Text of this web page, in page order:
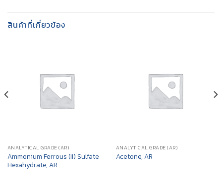
สินค้าที่เกี่ยวข้อง
ANALYTICAL GRADE (AR)
Ammonium Ferrous (II) Sulfate
Hexahydrate, AR
ANALYTICAL GRADE (AR)
Acetone, AR